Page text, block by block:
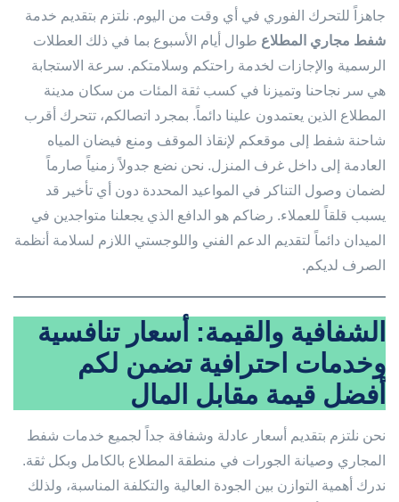
جاهزاً للتحرك الفوري في أي وقت من اليوم. نلتزم بتقديم خدمة
شفط مجاري المطلاع طوال أيام الأسبوع بما في ذلك العطلات
الرسمية والإجازات لخدمة راحتكم وسلامتكم. سرعة الاستجابة
هي سر نجاحنا وتميزنا في كسب ثقة المئات من سكان مدينة
المطلاع الذين يعتمدون علينا دائماً. بمجرد اتصالكم، تتحرك أقرب
شاحنة شفط إلى موقعكم لإنقاذ الموقف ومنع فيضان المياه
العادمة إلى داخل غرف المنزل. نحن نضع جدولاً زمنياً صارماً
لضمان وصول التناكر في المواعيد المحددة دون أي تأخير قد
يسبب قلقاً للعملاء. رضاكم هو الدافع الذي يجعلنا متواجدين في
الميدان دائماً لتقديم الدعم الفني واللوجستي اللازم لسلامة أنظمة
الصرف لديكم.
الشفافية والقيمة: أسعار تنافسية
وخدمات احترافية تضمن لكم
أفضل قيمة مقابل المال
نحن نلتزم بتقديم أسعار عادلة وشفافة جداً لجميع خدمات شفط
المجاري وصيانة الجورات في منطقة المطلاع بالكامل وبكل ثقة.
ندرك أهمية التوازن بين الجودة العالية والتكلفة المناسبة، ولذلك